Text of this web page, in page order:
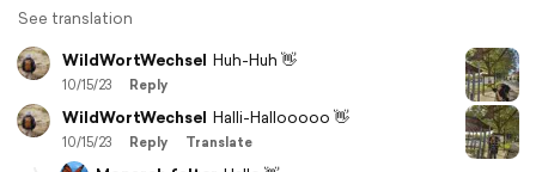
See translation
WildWortWechsel Huh-Huh 👋
10/15/23 Reply
WildWortWechsel Halli-Hallooooo 👋
10/15/23 Reply Translate